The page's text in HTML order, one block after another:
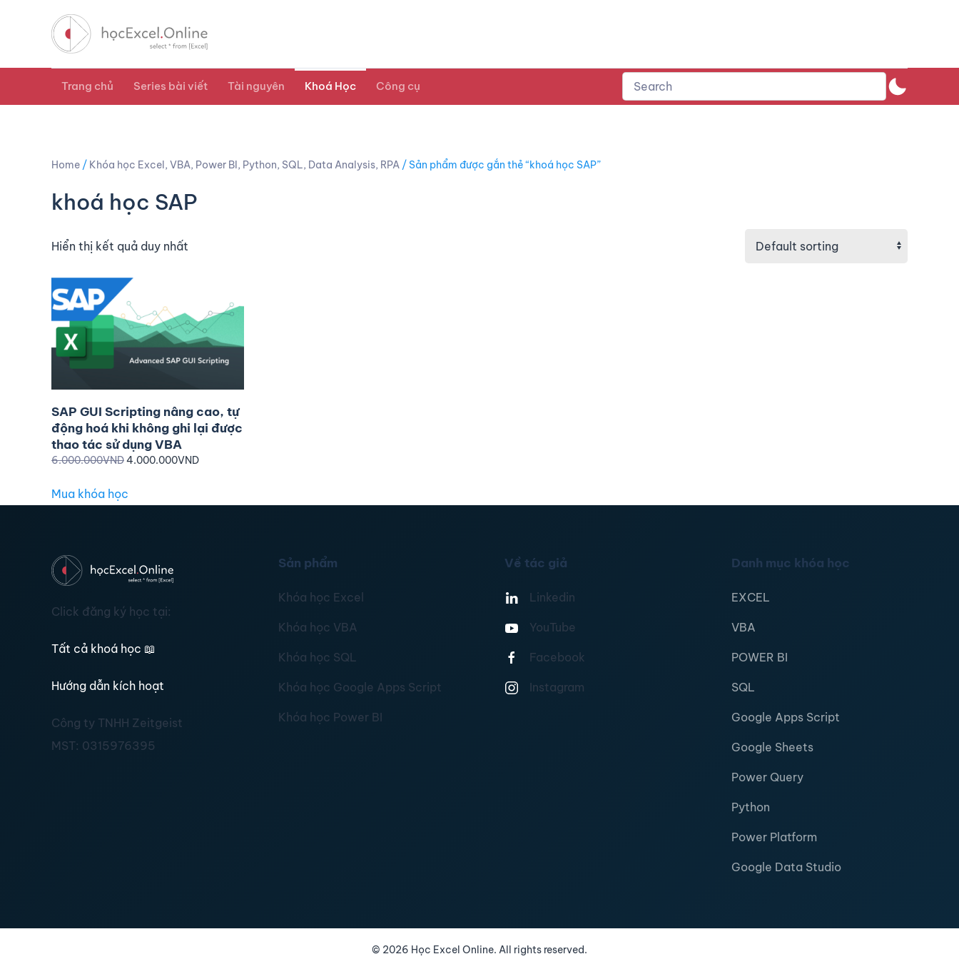
Trang chủ Series bài viết Tài nguyên Khoá Học Công cụ
Home / Khóa học Excel, VBA, Power BI, Python, SQL, Data Analysis, RPA / Sản phẩm được gắn thẻ “khoá học SAP”
khoá học SAP
Hiển thị kết quả duy nhất
SAP GUI Scripting nâng cao, tự
động hoá khi không ghi lại được
thao tác sử dụng VBA
6.000.000VND4.000.000VND
Mua khóa học
Click đăng ký học tại:
Tất cả khoá học 📖
Hướng dẫn kích hoạt
Công ty TNHH Zeitgeist
MST: 0315976395
Sản phẩm
Khóa học Excel
Khóa học VBA
Khóa học SQL
Khóa học Google Apps Script
Khóa học Power BI
Về tác giả
Linkedin
YouTube
Facebook
Instagram
Danh mục khóa học
EXCEL
VBA
POWER BI
SQL
Google Apps Script
Google Sheets
Power Query
Python
Power Platform
Google Data Studio
© 2026 Học Excel Online. All rights reserved.